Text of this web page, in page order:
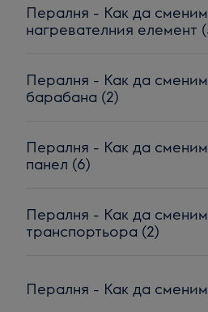
Пералня - Как да сменим
нагревателния елемент
Пералня - Как да
барабана (2)
Пералня - Как да
панел (6)
Пералня - Как да сменим
транспортьора (2)
Пералня - Как да